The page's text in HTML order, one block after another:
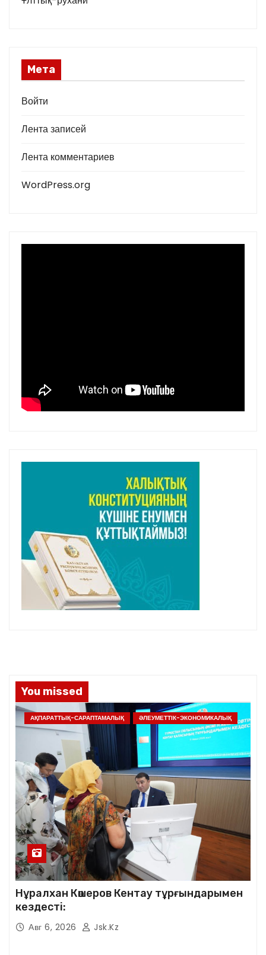
Мета
Войти
Лента записей
Лента комментариев
WordPress.org
You missed
АҚПАРАТТЫҚ-САРАПТАМАЛЫҚ ӘЛЕУМЕТТІК-ЭКОНОМИКАЛЫҚ
Нұралхан Көшеров Кентау тұрғындарымен
кездесті:
Авг 6, 2026 Jsk.kz